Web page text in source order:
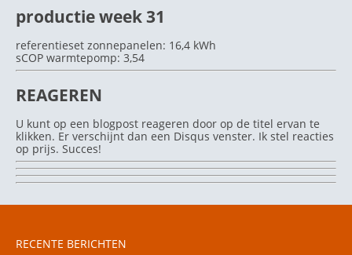
productie week 31
referentieset zonnepanelen: 16,4 kWh
sCOP warmtepomp: 3,54
REAGEREN
U kunt op een blogpost reageren door op de titel ervan te
klikken. Er verschijnt dan een Disqus venster. Ik stel reacties
op prijs. Succes!
RECENTE BERICHTEN